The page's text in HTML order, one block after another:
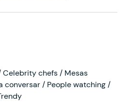
Celebrity chefs / Mesas
conversar / People watching /